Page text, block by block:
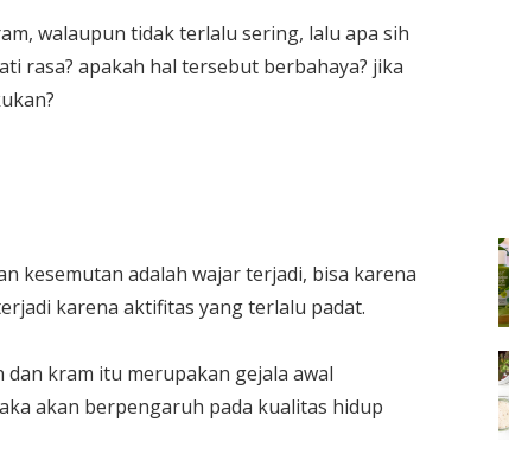
walaupun tidak terlalu sering, lalu apa sih
rasa? apakah hal tersebut berbahaya? jika
kesemutan adalah wajar terjadi, bisa karena
karena aktifitas yang terlalu padat.
kram itu merupakan gejala awal
akan berpengaruh pada kualitas hidup